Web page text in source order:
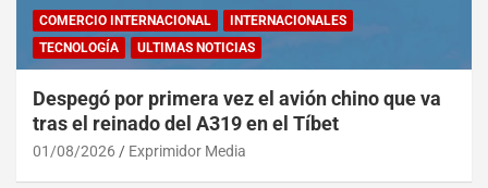
COMERCIO INTERNACIONAL
INTERNACIONALES
TECNOLOGÍA
ULTIMAS NOTICIAS
Despegó por primera vez el avión chino que va
tras el reinado del A319 en el Tíbet
01/08/2026 Exprimidor Media